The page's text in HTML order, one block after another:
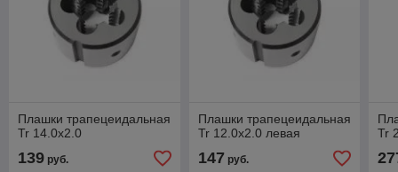
Плашки трапецеидальная
Tr 14.0х2.0
139 руб.
Плашки трапецеидальная
Tr 12.0х2.0 левая
147 руб.
Tr